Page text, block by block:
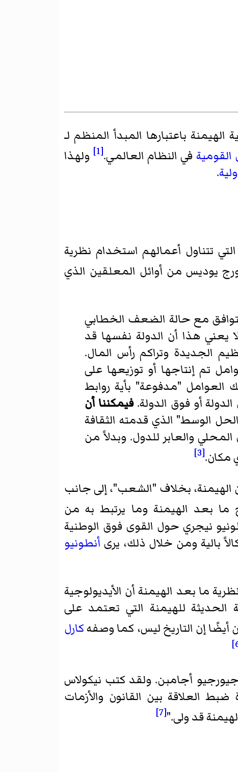
باعتبارها المبدأ المنظم لـ
القومية في النظام العالمي.[1]
ولهذا
.
تتناول أعمالهم استخدام نظرية
يوديس من أوائل المعلقين الذي
تتوافق مع حالة الضعف الخطابي
يعني هذا أن الدولة نفسها قد
الجديدة وتراكم رأس المال.
تم إنتاجها أو توزيعها على
"مدفوعة" بأية روابط
أو فوق الدولة.فيمكننا أن
الوسط" الذي قدمته الثقافة
والعابر للدول. وبدلاً من
مكان.[3]
الهيمنة، بخلاف "الشعب"، إلى جانب
بعد الهيمنة وما يرتبط به من
نيجري حول القوى فوق الوطنية
بالية ومن خلال ذلك، يرى أنطونيو
ما بعد الهيمنة أن الأيديولوجية
الحديثة للهيمنة التي تعتمد على
إن التاريخ ليس، كما وصفهكارل
أجامبن. ولقد كتب نيكولاس
العلاقة بين القانون والأزمات
قد ولى."[7]